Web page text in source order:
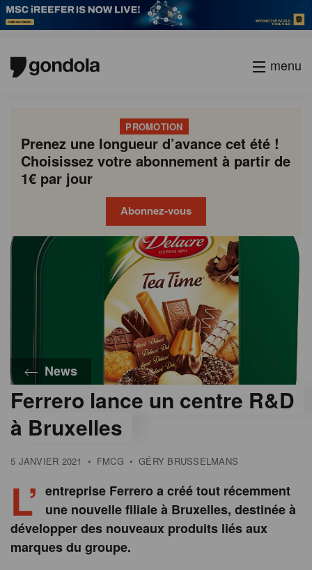
menu
PROMOTION
Prenez une longueur d’avance cet été !
Choisissez votre abonnement à partir de
1€ par jour
Abonnez-vous
News
Ferrero lance un centre R&D
à Bruxelles
5 JANVIER 2021 • FMCG • GÉRY BRUSSELMANS
L’ entreprise Ferrero a créé tout récemment
une nouvelle filiale à Bruxelles, destinée à
développer des nouveaux produits liés aux
marques du groupe.
Gondola
academy
Gondola